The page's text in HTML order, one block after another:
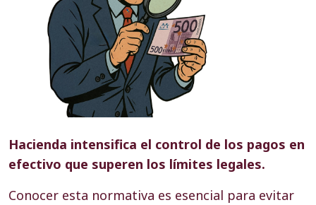
Hacienda intensifica el control de los pagos en
efectivo que superen los límites legales.
Conocer esta normativa es esencial para evitar